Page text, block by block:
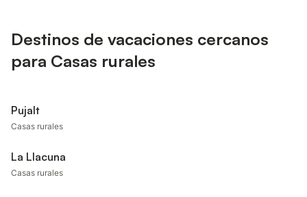
Destinos de vacaciones cercanos
para Casas rurales
Pujalt
Casas rurales
La Llacuna
Casas rurales